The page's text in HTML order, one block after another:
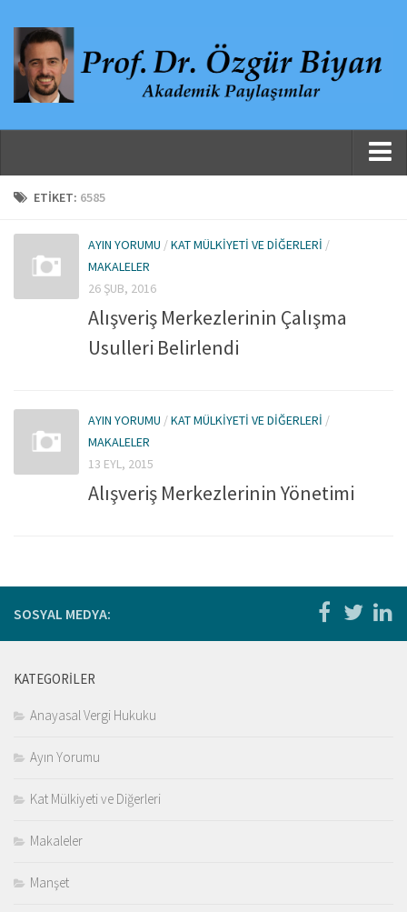
Ana Sayfa
Özgeçmiş
Yayınlanmış Çalışmalar
Danışmanlıklar, Jüri Üyelikleri ve Atıflar
Kitaplar
Öğrenci
For Englısh
ETIKET: 6585
AYIN YORUMU /KAT MÜLKIYETI VE DIĞERLERI /
MAKALELER
26 ŞUB, 2016
Alışveriş Merkezlerinin Çalışma
Usulleri Belirlendi
AYIN YORUMU /KAT MÜLKIYETI VE DIĞERLERI /
MAKALELER
13 EYL, 2015
Alışveriş Merkezlerinin Yönetimi
SOSYAL MEDYA:
KATEGORILER
Anayasal Vergi Hukuku
Ayın Yorumu
Kat Mülkiyeti ve Diğerleri
Makaleler
Manşet